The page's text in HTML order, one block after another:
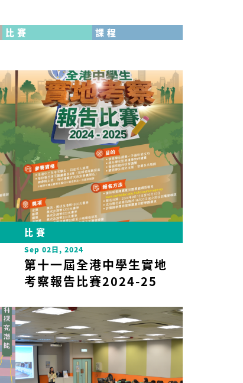
比賽
課程
比賽
Sep 02日, 2024
第十一屆全港中學生實地
考察報告比賽2024-25